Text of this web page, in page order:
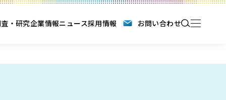
・研究企業情報ニュース採用情報 お問い合わせ